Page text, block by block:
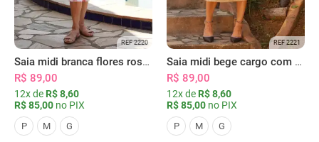
REF 2220
Saia midi branca flores rosas com bolsos
R$ 89,00
12x de R$ 8,60
R$ 85,00 no PIX
P M G
REF 2221
Saia midi bege cargo com bolsos
R$ 89,00
12x de R$ 8,60
R$ 85,00 no PIX
P M G